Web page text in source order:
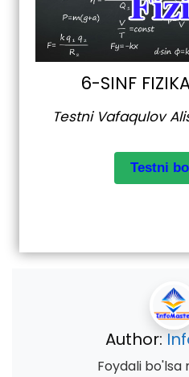
6-SINF
Testni Vafaqulov
Author:
Foydali bo'lsa